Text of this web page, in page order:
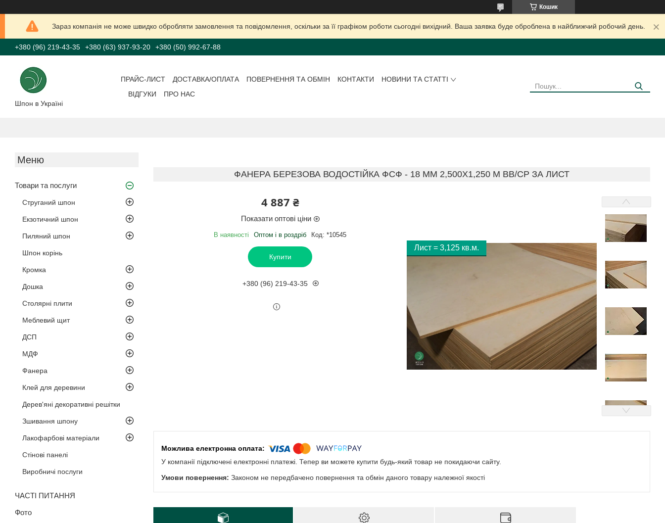
Кошик
Зараз компанія не може швидко обробляти замовлення та повідомлення, оскільки за її графіком роботи сьогодні вихідний. Ваша заявка буде оброблена в найближчий робочий день.
+380 (96) 219-43-35 +380 (63) 937-93-20 +380 (50) 992-67-88
Шпон в Україні
ПРАЙС-ЛИСТ ДОСТАВКА/ОПЛАТА ПОВЕРНЕННЯ ТА ОБМІН КОНТАКТИ
НОВИНИ ТА СТАТТІ
ВІДГУКИ
ПРО НАС
Товари та послуги
Струганий шпон
Екзотичний шпон
Пиляний шпон
Шпон корінь
Кромка
Дошка
Столярні плити
Меблевий щит
ДСП
МДФ
Фанера
Клей для деревини
Дерев'яні декоративні решітки
Зшивання шпону
Лакофарбові матеріали
Стінові панелі
Виробничі послуги
ЧАСТІ ПИТАННЯ
Фото
ФАНЕРА БЕРЕЗОВА ВОДОСТІЙКА ФСФ - 18 ММ 2,500Х1,250 М ВВ/СР ЗА ЛИСТ
4 887 ₴
Показати оптові ціни
В наявності Оптом і в роздріб Код: *10545
Купити
+380 (96) 219-43-35
Лист = 3,125 кв.м.
У компанії підключені електронні платежі. Тепер ви можете купити будь-який товар не покидаючи сайту.
Законом не передбачено повернення та обмін даного товару належної якості